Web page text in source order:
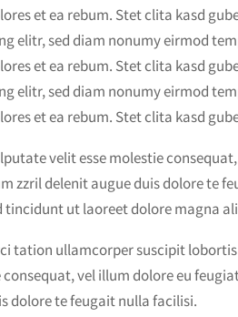
et ea rebum. Stet clita kasd
elitr, sed diam nonumy eirmod
et ea rebum. Stet clita kasd
elitr, sed diam nonumy eirmod
et ea rebum. Stet clita kasd
velit esse molestie
zzril delenit augue duis dolore te
tincidunt ut laoreet dolore magna
tation ullamcorper suscipit
vel illum dolore eu
dolore te feugait nulla facilisi.